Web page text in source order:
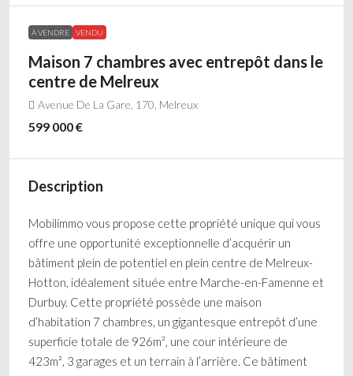
À VENDRE VENDU
Maison 7 chambres avec entrepôt dans le
centre de Melreux
Avenue De La Gare, 170, Melreux
599 000 €
Description
Mobilimmo vous propose cette propriété unique qui vous
offre une opportunité exceptionnelle d’acquérir un
bâtiment plein de potentiel en plein centre de Melreux-
Hotton, idéalement située entre Marche-en-Famenne et
Durbuy. Cette propriété possède une maison
d’habitation 7 chambres, un gigantesque entrepôt d’une
superficie totale de 926m², une cour intérieure de
423m², 3 garages et un terrain à l’arrière. Ce bâtiment